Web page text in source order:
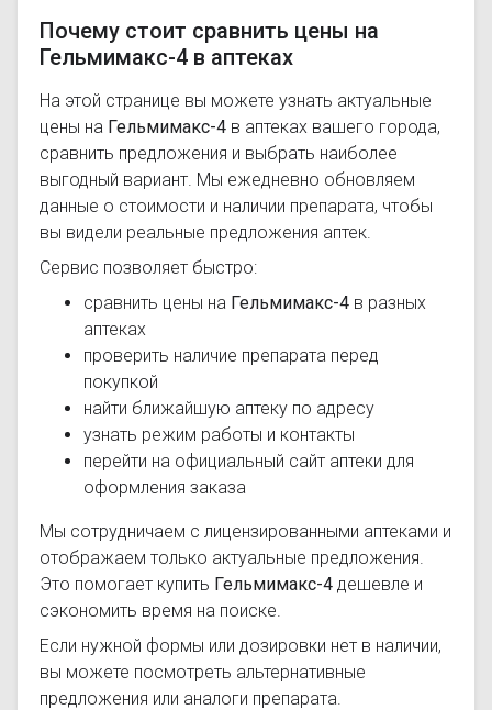
Почему стоит сравнить цены на
Гельмимакс-4 в аптеках
На этой странице вы можете узнать актуальные
цены на Гельмимакс-4 в аптеках вашего города,
сравнить предложения и выбрать наиболее
выгодный вариант. Мы ежедневно обновляем
данные о стоимости и наличии препарата, чтобы
вы видели реальные предложения аптек.
Сервис позволяет быстро:
сравнить цены на Гельмимакс-4 в разных
аптеках
проверить наличие препарата перед
покупкой
найти ближайшую аптеку по адресу
узнать режим работы и контакты
перейти на официальный сайт аптеки для
оформления заказа
Мы сотрудничаем с лицензированными аптеками и
отображаем только актуальные предложения.
Это помогает купить Гельмимакс-4 дешевле и
сэкономить время на поиске.
Если нужной формы или дозировки нет в наличии,
вы можете посмотреть альтернативные
предложения или аналоги препарата.